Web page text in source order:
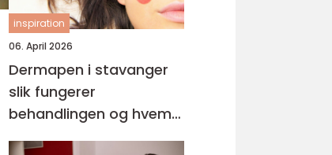
inspiration
06. April 2026
Dermapen i stavanger
slik fungerer
behandlingen og hvem
den passer for